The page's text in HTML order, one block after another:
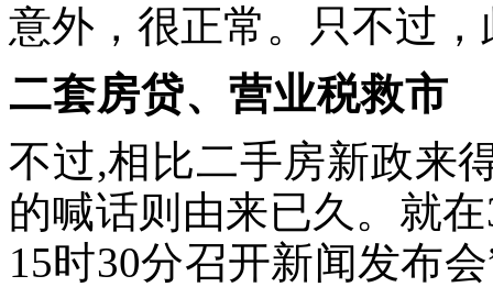
意外，很正常。只不过
二套房贷、营业税救市
不过,相比二手房新政来
的喊话则由来已久。就
15时30分召开新闻发布